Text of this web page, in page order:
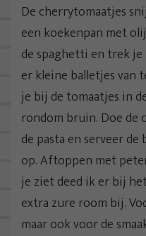
De cherrytomaatjes
een koekenpan met
de spaghetti en trek
er kleine balletjes van
je bij de tomaatjes in
rondom bruin. Doe de
de pasta en serveer
op. Aftoppen met
je ziet deed ik er bij
extra zure room bij.
maar ook voor de